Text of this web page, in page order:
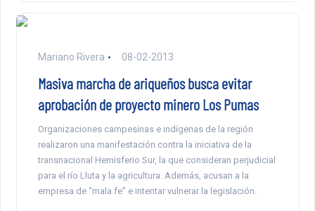
Mariano Rivera 08-02-2013
Masiva marcha de ariqueños busca evitar
aprobación de proyecto minero Los Pumas
Organizaciones campesinas e indígenas de la región
realizaron una manifestación contra la iniciativa de la
transnacional Hemisferio Sur, la que consideran perjudicial
para el río Lluta y la agricultura. Además, acusan a la
empresa de “mala fe” e intentar vulnerar la legislación.